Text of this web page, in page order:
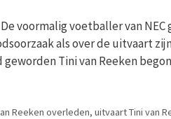
voormalig voetballer van NEC
als over de uitvaart
Tini van Reeken
Reeken overleden, uitvaart Tini van